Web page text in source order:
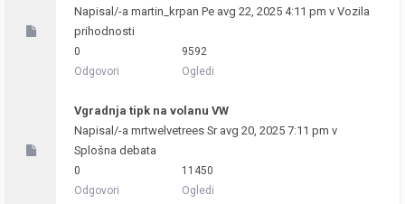
Napisal/-a martin_krpan Pe avg 22, 2025 4:11 pm v Vozila
prihodnosti
0
Odgovori
9592
Ogledi
Vgradnja tipk na volanu VW
Napisal/-a mrtwelvetrees Sr avg 20, 2025 7:11 pm v
Splošna debata
0
Odgovori
11450
Ogledi